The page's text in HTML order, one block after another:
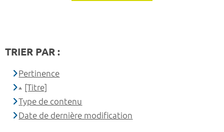
TRIER PAR :
Pertinence
[Titre]
Type de contenu
Date de dernière modification